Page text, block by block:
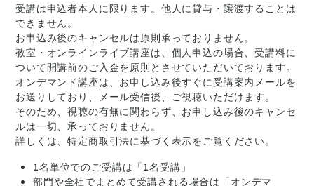
受講は申込者本人に限ります。他人に貸与・譲渡することは
できません。
お申込み後のキャンセルは原則承っておりません。
教室・オンラインライブ講座は、個人申込の場合、受講料に
ついて開講前のご入金を原則とさせていただいております。
オンデマンド講座は、お申し込み後すぐに受講案内メールを
お送りしており、メール受信後、ご視聴いただけます。
そのため、視聴の有無に関わらず、お申し込み後のキャンセ
ルは一切、承っておりません。
詳しくは、特定商取引法に基づく表示をご覧ください。
1名単位でのご受講は「1名受講」
部門や全社でまとめて受講される場合は「オンデマ